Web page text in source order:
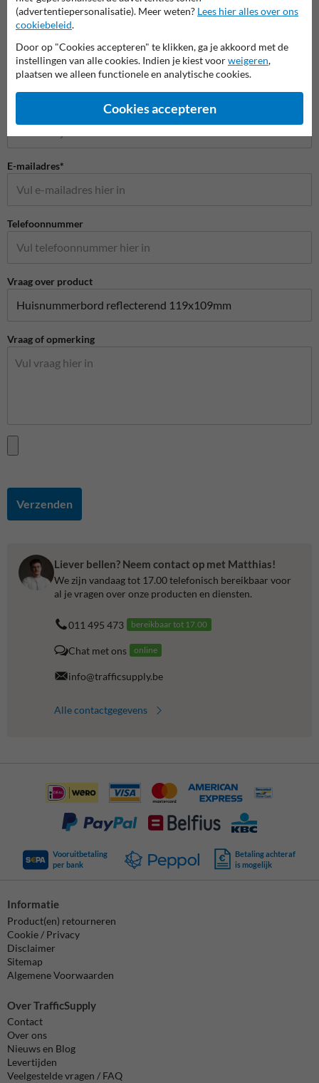
Stel je vraag aan Huisnummerpaal.be
Naam*
E-mailadres*
Telefoonnummer
Vraag over product
Vraag of opmerking
Verzenden
Liever bellen? Neem contact op met Matthias!
We zijn vandaag tot 17.00 telefonisch bereikbaar voor
al je vragen over onze producten en diensten.
011 495 473 bereikbaar tot 17.00
Chat met ons online
info@trafficsupply.be
Alle contactgegevens
Vooruitbetaling
per bank
Betaling achteraf
is mogelijk
Informatie
Product(en) retourneren
Cookie / Privacy
Disclaimer
Sitemap
Algemene Voorwaarden
Over TrafficSupply
Contact
Over ons
Nieuws en Blog
Levertijden
Veelgestelde vragen / FAQ
(advertentiepersonalisatie). Meer weten? Lees hier alles over ons
cookiebeleid.
Door op "Cookies accepteren" te klikken, ga je akkoord met de
instellingen van alle cookies. Indien je kiest voorweigeren,
plaatsen we alleen functionele en analytische cookies.
Cookies accepteren